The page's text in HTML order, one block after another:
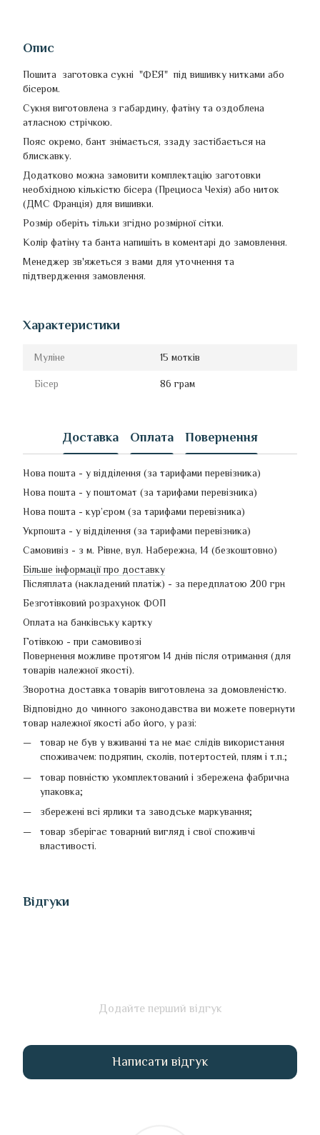
Опис
Пошита заготовка сукні "ФЕЯ" під вишивку нитками або
бісером.
Сукня виготовлена з габардину, фатіну та оздоблена
атласною стрічкою.
Пояс окремо, бант знімається, ззаду застібається на
блискавку.
Додатково можна замовити комплектацію заготовки
необхідною кількістю бісера (Прециоса Чехія) або ниток
(ДМС Франція) для вишивки.
Розмір оберіть тільки згідно розмірної сітки.
Колір фатіну та банта напишіть в коментарі до замовлення.
Менеджер зв'яжеться з вами для уточнення та
підтвердження замовлення.
Характеристики
Муліне 15 мотків
Бісер 86 грам
Доставка Оплата Повернення
Нова пошта - у відділення (за тарифами перевізника)
Нова пошта - у поштомат (за тарифами перевізника)
Нова пошта - кур’єром (за тарифами перевізника)
Укрпошта - у відділення (за тарифами перевізника)
Самовивіз - з м. Рівне, вул. Набережна, 14 (безкоштовно)
Більше інформації про доставку
Післяплата (накладений платіж) - за передплатою 200 грн
Безготівковий розрахунок ФОП
Оплата на банківську картку
Готівкою - при самовивозі
Повернення можливе протягом 14 днів після отримання (для
товарів належної якості).
Зворотна доставка товарів виготовлена ​​за домовленістю.
Відповідно до чинного законодавства ви можете повернути
товар належної якості або його, у разі:
товар не був у вживанні та не має слідів використання
споживачем: подряпин, сколів, потертостей, плям і т.п.;
товар повністю укомплектований і збережена фабрична
упаковка;
збережені всі ярлики та заводське маркування;
товар зберігає товарний вигляд і свої споживчі
властивості.
Відгуки
Додайте перший відгук
Написати відгук